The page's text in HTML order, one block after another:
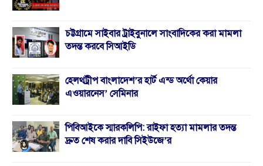
চট্টগ্রামে সাইবার ট্রাইবুনালে সাংবাদিকের করা মামলা
তদন্ত করবে সিআইডি
হেলথট্রীপ বাংলাদেশ’র হার্ট এন্ড অর্থো কেয়ার
এওয়ারনেস’ সেমিনার
পিবিআইকে স্মারকলিপি: রাইফা হত্যা মামলার তদন্ত
দ্রুত শেষ করার দাবি সিইউজে’র